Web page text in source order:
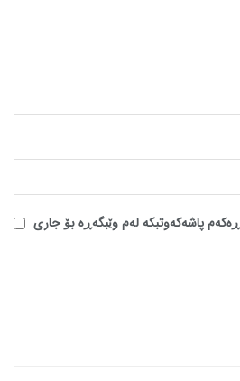
پاشەکەوتبکە لەم وێبگەڕە بۆ جاری